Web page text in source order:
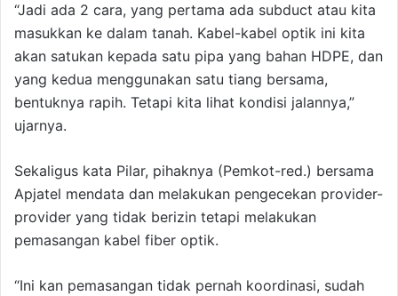
“Jadi ada 2 cara, yang pertama ada subduct atau kita
masukkan ke dalam tanah. Kabel-kabel optik ini kita
akan satukan kepada satu pipa yang bahan HDPE, dan
yang kedua menggunakan satu tiang bersama,
bentuknya rapih. Tetapi kita lihat kondisi jalannya,”
ujarnya.
Sekaligus kata Pilar, pihaknya (Pemkot-red.) bersama
Apjatel mendata dan melakukan pengecekan provider-
provider yang tidak berizin tetapi melakukan
pemasangan kabel fiber optik.
“Ini kan pemasangan tidak pernah koordinasi, sudah